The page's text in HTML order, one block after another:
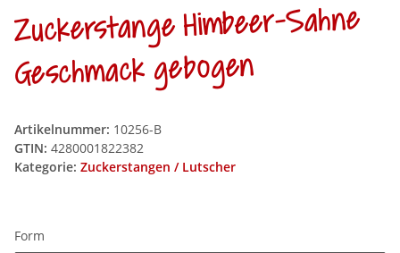
Zuckerstange Himbeer-Sahne
Geschmack gebogen
Artikelnummer: 10256-B
GTIN: 4280001822382
Kategorie: Zuckerstangen / Lutscher
Form